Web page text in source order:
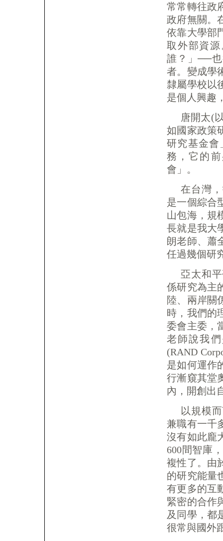
常常轉往政
政府無關。
依靠大學部
取外部資
誰？」──
者。變成學
隸屬學校以
是個人興趣
唐開太(
如國家政策
研究基金會
務，它的
會」。
在台灣
是一個綜合
山包海，規
長就是我大
朗老師、蕭
任過幾個研
亞太和
係研究為主
陸、兩岸關
時，我們的
委會主委，
老師說我
(RAND
是如何運作
行漸窺其堂
內，開創出
以規模
兼職有一千
沒有如此龐
600間智庫
複性了。由
的研究能量
有更多的互
緊密的合作
及同學，都
很常與國外